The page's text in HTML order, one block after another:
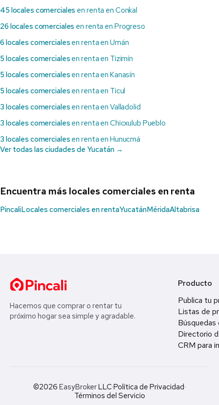
45 locales comerciales en renta en Conkal
26 locales comerciales en renta en Progreso
6 locales comerciales en renta en Umán
5 locales comerciales en renta en Tizimín
5 locales comerciales en renta en Kanasín
5 locales comerciales en renta en Ticul
3 locales comerciales en renta en Valladolid
3 locales comerciales en renta en Chicxulub Pueblo
3 locales comerciales en renta en Hunucmá
Ver todas las ciudades de Yucatán →
Encuentra más locales comerciales en renta
PincaliLocales comerciales en rentaYucatánMéridaAltabrisa
Hacemos que comprar o rentar tu
próximo hogar sea simple y agradable.
Producto
Publica tu
Listas de
Búsquedas
Directorio
CRM para
©2026 EasyBrokerLLC·Política de Privacidad·
Términos del Servicio